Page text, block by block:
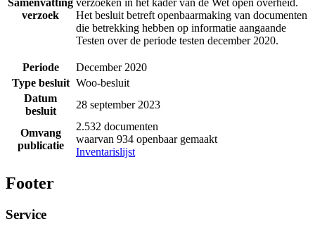
verzoek
Het besluit betreft openbaarmaking van documenten
die betrekking hebben op informatie aangaande
Testen over de periode testen december 2020.
Periode
December 2020
Type besluit Woo-besluit
Datum
besluit
28 september 2023
Omvang
publicatie
2.532 documenten
waarvan 934 openbaar gemaakt
Inventarislijst
Footer
Service